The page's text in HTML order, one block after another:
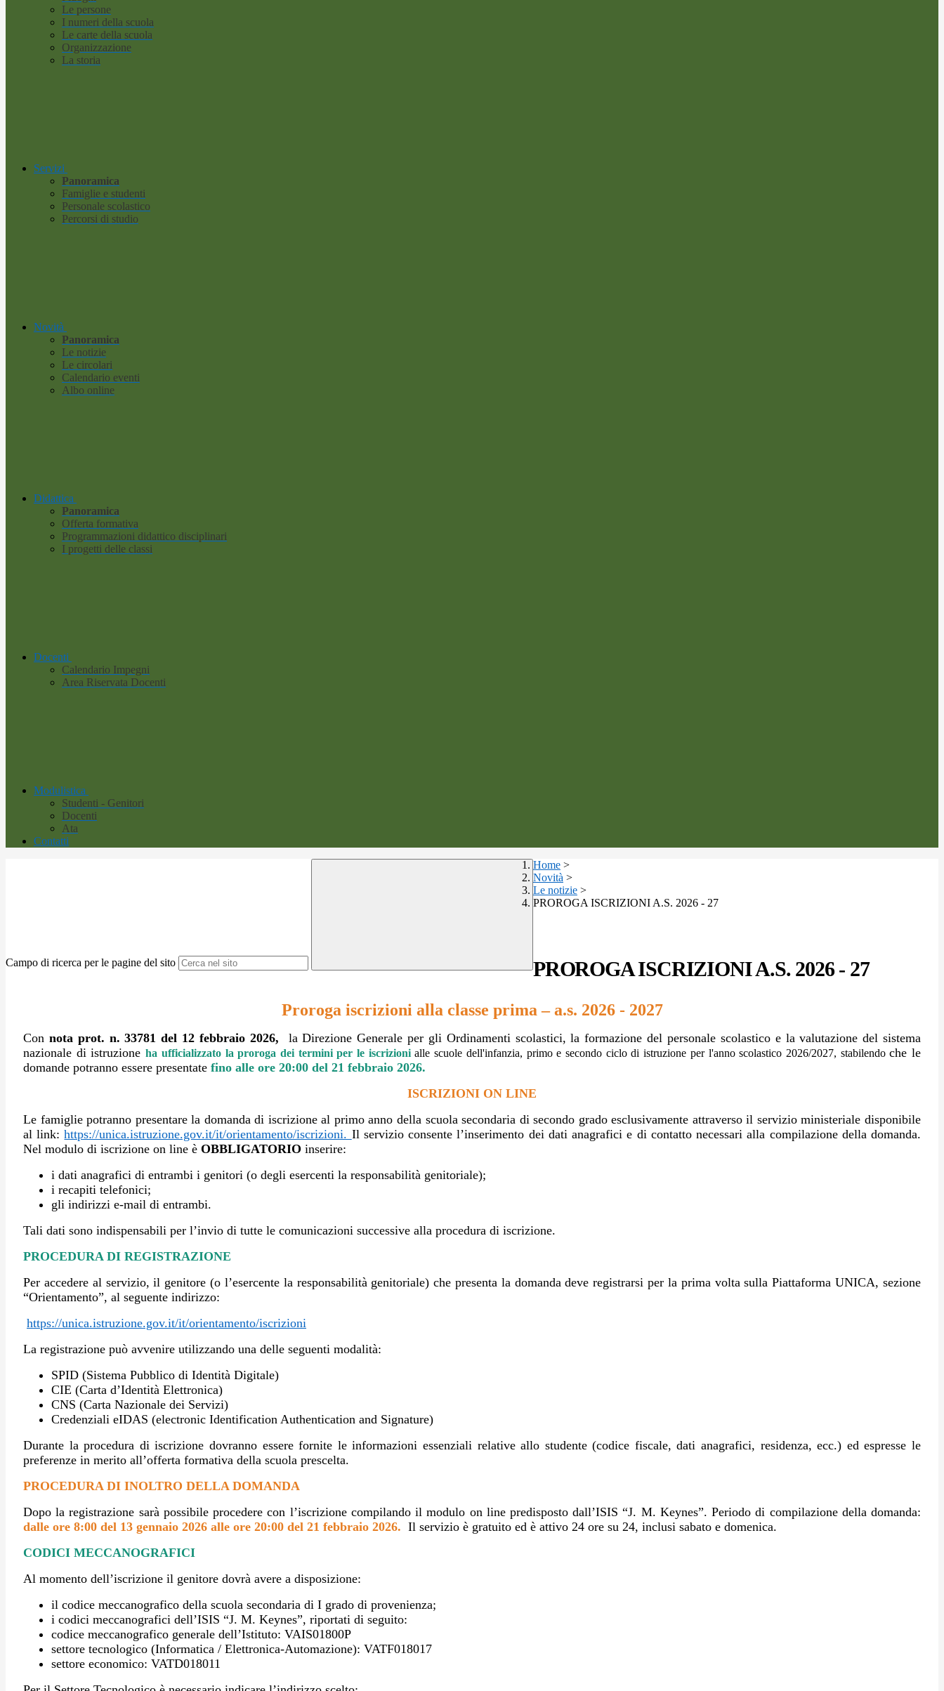
Le persone
I numeri della scuola
Le carte della scuola
Organizzazione
La storia
Servizi
Panoramica
Famiglie e studenti
Personale scolastico
Percorsi di studio
Novità
Panoramica
Le notizie
Le circolari
Calendario eventi
Albo online
Didattica
Panoramica
Offerta formativa
Programmazioni didattico disciplinari
I progetti delle classi
Docenti
Calendario Impegni
Area Riservata Docenti
Modulistica
Studenti - Genitori
Docenti
Ata
Contatti
Campo di ricerca per le pagine del sito
Home >
Novità >
Le notizie >
PROROGA ISCRIZIONI A.S. 2026 - 27
PROROGA ISCRIZIONI A.S. 2026 - 27
Proroga iscrizioni alla classe prima – a.s. 2026 - 2027
Con nota prot. n. 33781 del 12 febbraio 2026,
la Direzione Generale per gli Ordinamenti scolastici, la formazione del personale scolastico e la valutazione del sistema
nazionale di istruzioneha ufficializzato la proroga dei termini per le iscrizionialle scuole dell'infanzia, primo e secondo ciclo di istruzione per l'anno scolastico 2026/2027, stabilendoche le
domande potranno essere presentate fino alle ore 20:00 del 21 febbraio 2026.
ISCRIZIONI ON LINE
Le famiglie potranno presentare la domanda di iscrizione al primo anno della scuola secondaria di secondo grado esclusivamente attraverso il servizio ministeriale disponibile
al link:https://unica.istruzione.gov.it/it/orientamento/iscrizioni. Il servizio consente l’inserimento dei dati anagrafici e di contatto necessari alla compilazione della domanda.
Nel modulo di iscrizione on line è OBBLIGATORIO inserire:
i dati anagrafici di entrambi i genitori (o degli esercenti la responsabilità genitoriale);
i recapiti telefonici;
gli indirizzi e-mail di entrambi.
Tali dati sono indispensabili per l’invio di tutte le comunicazioni successive alla procedura di iscrizione.
PROCEDURA DI REGISTRAZIONE
Per accedere al servizio, il genitore (o l’esercente la responsabilità genitoriale) che presenta la domanda deve registrarsi per la prima volta sulla Piattaforma UNICA, sezione
“Orientamento”, al seguente indirizzo:
https://unica.istruzione.gov.it/it/orientamento/iscrizioni
La registrazione può avvenire utilizzando una delle seguenti modalità:
SPID (Sistema Pubblico di Identità Digitale)
CIE (Carta d’Identità Elettronica)
CNS (Carta Nazionale dei Servizi)
Credenziali eIDAS (electronic Identification Authentication and Signature)
Durante la procedura di iscrizione dovranno essere fornite le informazioni essenziali relative allo studente (codice fiscale, dati anagrafici, residenza, ecc.) ed espresse le
preferenze in merito all’offerta formativa della scuola prescelta.
PROCEDURA DI INOLTRO DELLA DOMANDA
Dopo la registrazione sarà possibile procedere con l’iscrizione compilando il modulo on line predisposto dall’ISIS “J. M. Keynes”.Periodo di compilazione della domanda:
dalle ore 8:00 del 13 gennaio 2026 alle ore 20:00 del 21 febbraio 2026. Il servizio è gratuito ed è attivo 24 ore su 24, inclusi sabato e domenica.
CODICI MECCANOGRAFICI
Al momento dell’iscrizione il genitore dovrà avere a disposizione:
il codice meccanografico della scuola secondaria di I grado di provenienza;
i codici meccanografici dell’ISIS “J. M. Keynes”, riportati di seguito:
codice meccanografico generale dell’Istituto: VAIS01800P
settore tecnologico (Informatica / Elettronica-Automazione): VATF018017
settore economico: VATD018011